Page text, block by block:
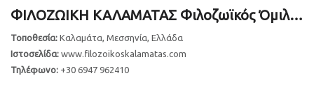
ΦΙΛΟΖΩΙΚΗ ΚΑΛΑΜΑΤΑΣ Φιλοζωϊκός Όμιλος Καλαμάτας ΦΟΚ - Καλαμάτα, Μεσσηνία, Πελοπόννησος
Τοποθεσία: Καλαμάτα, Μεσσηνία, Ελλάδα
Ιστοσελίδα: www.filozoikoskalamatas.com
Τηλέφωνο: +30 6947 962410